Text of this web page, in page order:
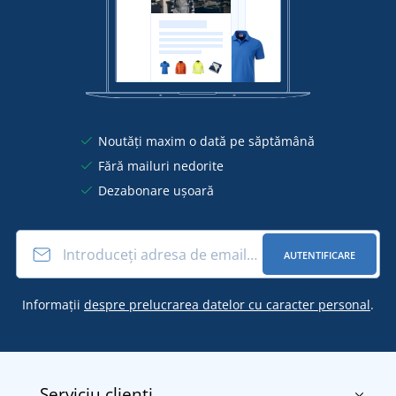
Noutăți maxim o dată pe săptămână
Fără mailuri nedorite
Dezabonare ușoară
AUTENTIFICARE
Informații despre prelucrarea datelor cu caracter personal.